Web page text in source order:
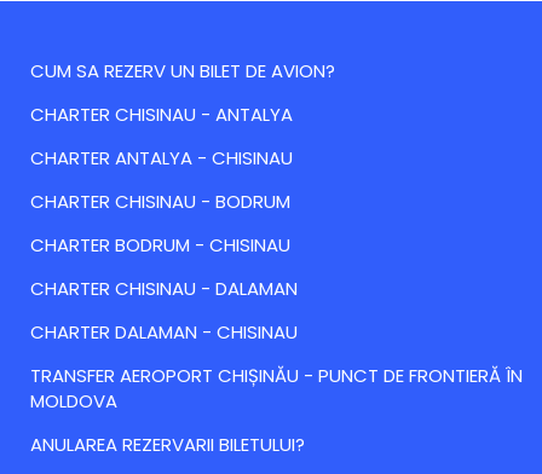
CUM SA REZERV UN BILET DE AVION?
CHARTER CHISINAU - ANTALYA
CHARTER ANTALYA - CHISINAU
CHARTER CHISINAU - BODRUM
CHARTER BODRUM - CHISINAU
CHARTER CHISINAU - DALAMAN
CHARTER DALAMAN - CHISINAU
TRANSFER AEROPORT CHIȘINĂU - PUNCT DE FRONTIERĂ ÎN
MOLDOVA
ANULAREA REZERVARII BILETULUI?